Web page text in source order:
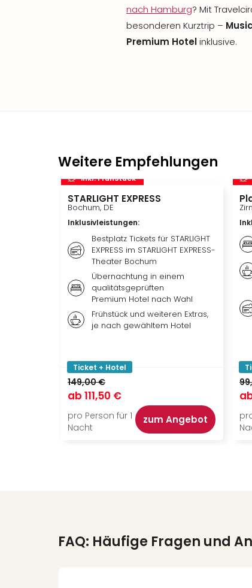
nach Hamburg? Mit
besonderen Kurztrip –
Premium Hotelinklusive.
Weitere Empfehlungen
inkl. Frühstück
STARLIGHT EXPRESS
Bochum, DE
Inklusivleistungen:
Bestplatz Tickets für STARLIGHT
EXPRESS im STARLIGHT EXPRESS-
Theater Bochum
Übernachtung in einem
qualitätsgeprüften
Premium Hotel nach Wahl
Frühstück und weiteren Extras,
je nach gewähltem Hotel
Ticket + Hotel
149,00 €
ab 111,50 €
pro Person für 1
Nacht
zum Angebot
FAQ: Häufige Fragen und